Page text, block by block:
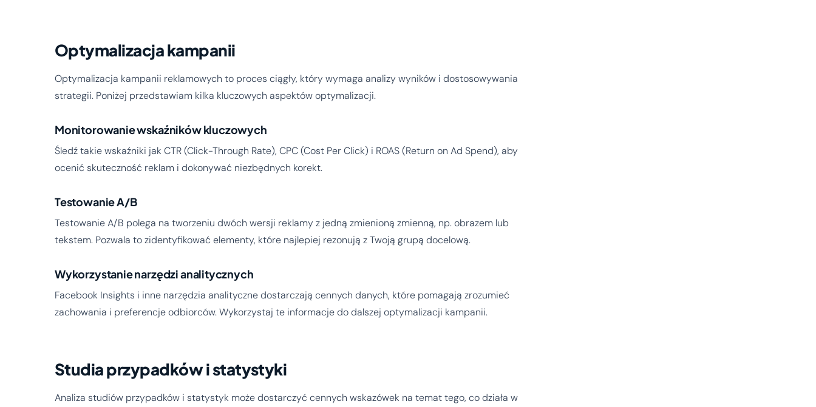
Optymalizacja kampanii
Optymalizacja kampanii reklamowych to proces ciągły, który wymaga analizy wyników i dostosowywania
strategii. Poniżej przedstawiam kilka kluczowych aspektów optymalizacji.
Monitorowanie wskaźników kluczowych
Śledź takie wskaźniki jak CTR (Click-Through Rate), CPC (Cost Per Click) i ROAS (Return on Ad Spend), aby
ocenić skuteczność reklam i dokonywać niezbędnych korekt.
Testowanie A/B
Testowanie A/B polega na tworzeniu dwóch wersji reklamy z jedną zmienioną zmienną, np. obrazem lub
tekstem. Pozwala to zidentyfikować elementy, które najlepiej rezonują z Twoją grupą docelową.
Wykorzystanie narzędzi analitycznych
Facebook Insights i inne narzędzia analityczne dostarczają cennych danych, które pomagają zrozumieć
zachowania i preferencje odbiorców. Wykorzystaj te informacje do dalszej optymalizacji kampanii.
Studia przypadków i statystyki
Analiza studiów przypadków i statystyk może dostarczyć cennych wskazówek na temat tego, co działa w